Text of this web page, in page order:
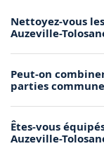
Nettoyez-vous
Auzeville-
leur lisibilité et
Auzeville-Tolosane.
Peut-on
parties
parties communes
Êtes-vous
Auzeville-